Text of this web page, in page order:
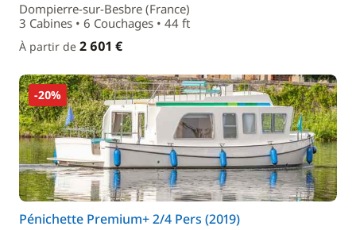
Dompierre-sur-Besbre (France)
3 Cabines • 6 Couchages • 44 ft
À partir de 2 601 €
-20%
Pénichette Premium+ 2/4 Pers (2019)